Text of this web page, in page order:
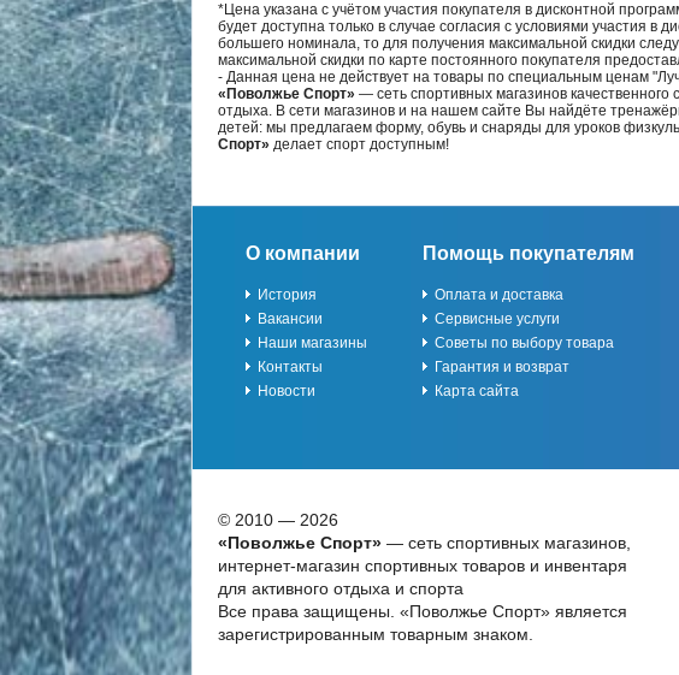
*Цена указана с учётом участия покупателя в дисконтной
будет доступна только в случае согласия с условиями участия
большего номинала, то для получения максимальной скидки
максимальной скидки по карте постоянного покупателя
- Данная цена не действует на товары по специальным ценам
«Поволжье Спорт» — сеть спортивных магазинов качественного
отдыха. В сети магазинов и на нашем сайте Вы найдёте
детей: мы предлагаем форму, обувь и снаряды для уроков
Спорт» делает спорт доступным!
О компании
История
Вакансии
Наши магазины
Контакты
Новости
Помощь покупателям
Оплата и доставка
Сервисные услуги
Советы по выбору товара
Гарантия и возврат
Карта сайта
© 2010 — 2026
«Поволжье Спорт»— сеть спортивных магазинов,
интернет-магазин спортивных товаров и инвентаря
для активного отдыха и спорта
Все права защищены. «Поволжье Спорт» является
зарегистрированным товарным знаком.